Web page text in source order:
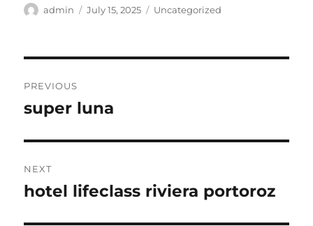
Author
admin
Posted
July 15, 2025 Categories
Uncategorized
navigation
PREVIOUS
Previous
super luna
NEXT
Next
hotel lifeclass riviera portoroz